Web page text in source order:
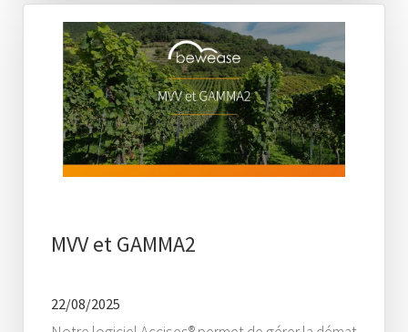
MVV et GAMMA2
22/08/2025